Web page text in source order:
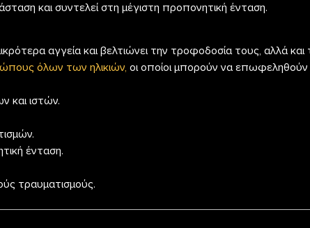
και συντελεί στη μέγιστη προπονητική ένταση.
αγγεία και βελτιώνει την τροφοδοσία τους, αλλά
όλων των ηλικιών, οι οποίοι μπορούν να
και ιστών.
ένταση.
τραυματισμούς.